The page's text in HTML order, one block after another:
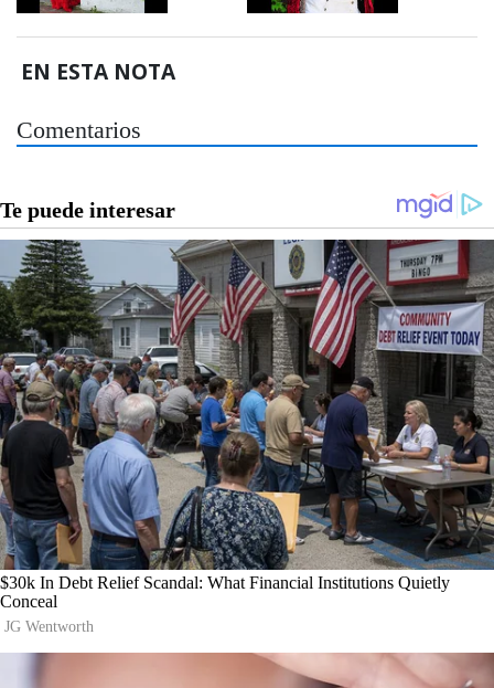
EN ESTA NOTA
Comentarios